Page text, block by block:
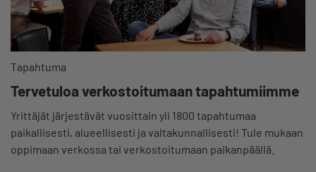
Tapahtuma
Tervetuloa verkostoitumaan tapahtumiimme
Yrittäjät järjestävät vuosittain yli 1800 tapahtumaa
paikallisesti, alueellisesti ja valtakunnallisesti! Tule mukaan
oppimaan verkossa tai verkostoitumaan paikanpäällä.